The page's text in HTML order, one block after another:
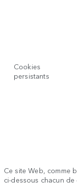
Cookies
persistants
Ce site Web, comme
ci-dessous chacun